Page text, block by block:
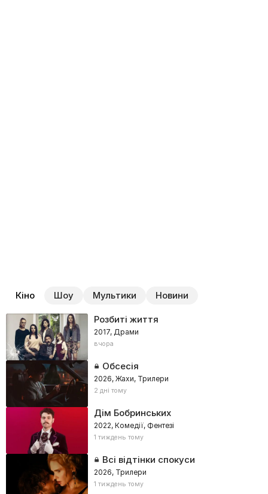
Кіно Шоу Мультики Новини
Розбиті життя
2017, Драми
вчора
Обсесія
2026, Жахи, Трилери
2 дні тому
Дім Бобринських
2022, Комедії, Фентезі
1 тиждень тому
Всі відтінки спокуси
2026, Трилери
1 тиждень тому